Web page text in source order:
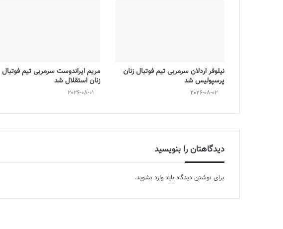
نیلوفر اردلان سرمربی تیم فوتبال زنان
پرسپولیس شد
2026-08-02
مریم ایراندوست سرمربی تیم فوتبال
زنان استقلال شد
2026-08-01
دیدگاهتان را بنویسید
برای نوشتن دیدگاه باید وارد بشوید.